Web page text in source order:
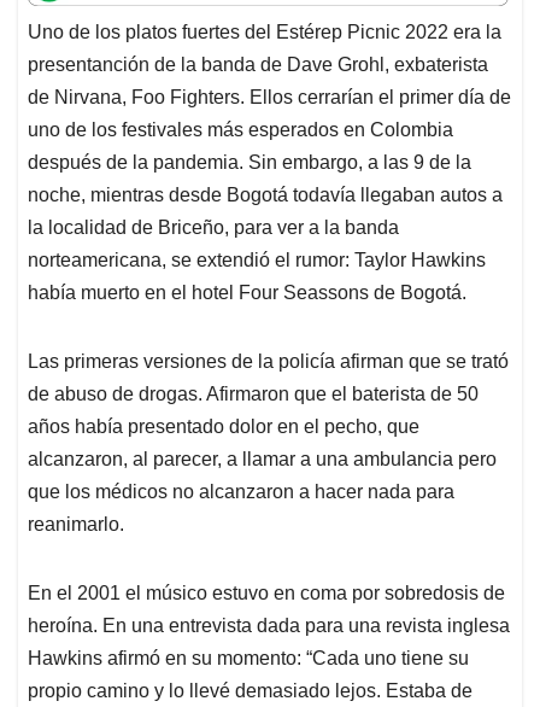
t
s
A
p
p
e
b
o
o
k
k
e
d
I
n
i
l
e
a
d
s
Uno de los platos fuertes del Estérep Picnic 2022 era la
presentanción de la banda de Dave Grohl, exbaterista
de Nirvana, Foo Fighters. Ellos cerrarían el primer día de
uno de los festivales más esperados en Colombia
después de la pandemia. Sin embargo, a las 9 de la
noche, mientras desde Bogotá todavía llegaban autos a
la localidad de Briceño, para ver a la banda
norteamericana, se extendió el rumor: Taylor Hawkins
había muerto en el hotel Four Seassons de Bogotá.
Las primeras versiones de la policía afirman que se trató
de abuso de drogas. Afirmaron que el baterista de 50
años había presentado dolor en el pecho, que
alcanzaron, al parecer, a llamar a una ambulancia pero
que los médicos no alcanzaron a hacer nada para
reanimarlo.
En el 2001 el músico estuvo en coma por sobredosis de
heroína. En una entrevista dada para una revista inglesa
Hawkins afirmó en su momento: “Cada uno tiene su
propio camino y lo llevé demasiado lejos. Estaba de